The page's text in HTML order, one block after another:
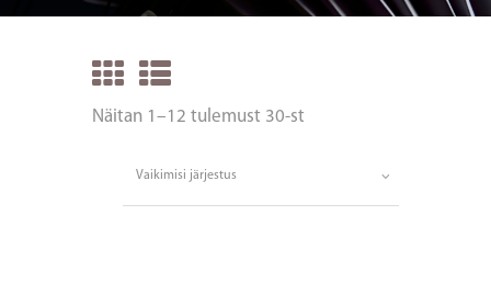
Näitan 1–12 tulemust 30-st